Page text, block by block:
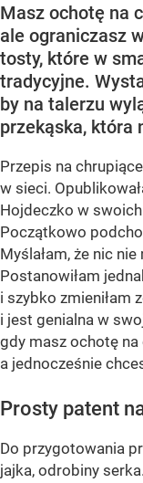
Masz ochotę na
ale ograniczasz
tosty, które w
tradycyjne.
by na talerzu
przekąska, która
Przepis na
w sieci.
Hojdeczko w
Początkowo
Myślałam, że nic
Postanowiłam
i szybko zmieniłam
i jest genialna w
gdy masz ochotę
a jednocześnie
Prosty patent
Do przygotowania
jajka, odrobiny